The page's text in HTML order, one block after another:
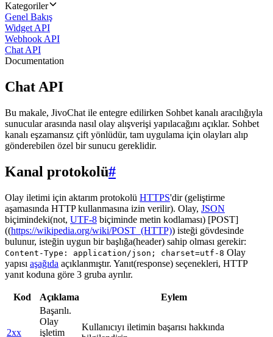
Kategoriler
Genel Bakış
Widget API
Webhook API
Chat API
Documentation
Chat API
Bu makale, JivoChat ile entegre edilirken Sohbet kanalı aracılığıyla
sunucular arasında nasıl olay alışverişi yapılacağını açıklar. Sohbet
kanalı eşzamansız çift yönlüdür, tam uygulama için olayları alıp
gönderebilen özel bir sunucu gereklidir.
Kanal protokolü#
Olay iletimi için aktarım protokolü HTTPS'dir (geliştirme
aşamasında HTTP kullanmasına izin verilir). Olay, JSON
biçimindeki(not, UTF-8 biçiminde metin kodlaması) [POST]
((https://wikipedia.org/wiki/POST_(HTTP)) isteği gövdesinde
bulunur, isteğin uygun bir başlığa(header) sahip olması gerekir:
Content-Type: application/json; charset=utf-8 Olay
yapısı aşağıda açıklanmıştır. Yanıt(response) seçenekleri, HTTP
yanıt koduna göre 3 gruba ayrılır.
Kod Açıklama Eylem
2xx
Başarılı.
Olay
işletim
Kullanıcıyı iletimin başarısı hakkında